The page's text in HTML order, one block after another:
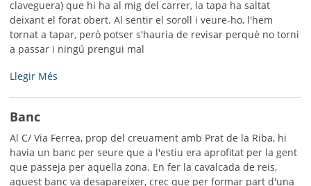
claveguera) que hi ha al mig del carrer, la tapa ha saltat
deixant el forat obert. Al sentir el soroll i veure-ho, l'hem
tornat a tapar, però potser s'hauria de revisar perquè no torni
a passar i ningú prengui mal
Tapa
aigua
-
Llegir Més
Banc
Al C/ Via Ferrea, prop del creuament amb Prat de la Riba, hi
havia un banc per seure que a l'estiu era aprofitat per la gent
que passeja per aquella zona. En fer la cavalcada de reis,
aquest banc va desapareixer, crec que per formar part d'una